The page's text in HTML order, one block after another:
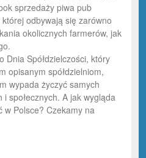
sprzedaży piwa pub
odbywają się zarówno
okolicznych farmerów, jak
Dnia Spółdzielczości, który
opisanym spółdzielniom,
wypada życzyć samych
społecznych. A jak wygląda
w Polsce? Czekamy na